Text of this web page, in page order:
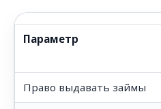
Параметр
Право выдавать займы